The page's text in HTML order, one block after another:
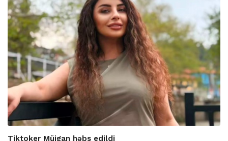
Tiktoker Müjgan həbs edildi